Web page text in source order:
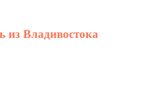
из Владивостока